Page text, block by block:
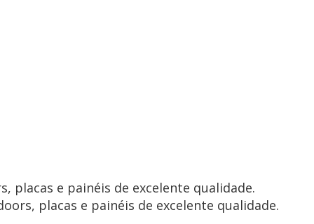
placas e painéis de excelente qualidade.